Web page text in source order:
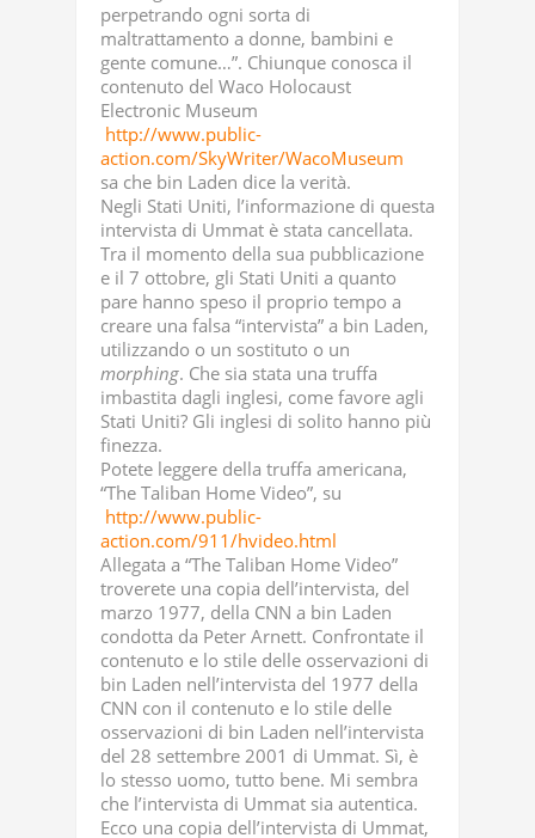
perpetrando ogni sorta di
maltrattamento a donne, bambini e
gente comune…”. Chiunque conosca il
contenuto del Waco Holocaust
Electronic Museum
http://www.public-
action.com/SkyWriter/WacoMuseum
sa che bin Laden dice la verità.
Negli Stati Uniti, l’informazione di questa
intervista di Ummat è stata cancellata.
Tra il momento della sua pubblicazione
e il 7 ottobre, gli Stati Uniti a quanto
pare hanno speso il proprio tempo a
creare una falsa “intervista” a bin Laden,
utilizzando o un sostituto o un
morphing. Che sia stata una truffa
imbastita dagli inglesi, come favore agli
Stati Uniti? Gli inglesi di solito hanno più
finezza.
Potete leggere della truffa americana,
“The Taliban Home Video”, su
http://www.public-
action.com/911/hvideo.html
Allegata a “The Taliban Home Video”
troverete una copia dell’intervista, del
marzo 1977, della CNN a bin Laden
condotta da Peter Arnett. Confrontate il
contenuto e lo stile delle osservazioni di
bin Laden nell’intervista del 1977 della
CNN con il contenuto e lo stile delle
osservazioni di bin Laden nell’intervista
del 28 settembre 2001 di Ummat. Sì, è
lo stesso uomo, tutto bene. Mi sembra
che l’intervista di Ummat sia autentica.
Ecco una copia dell’intervista di Ummat,